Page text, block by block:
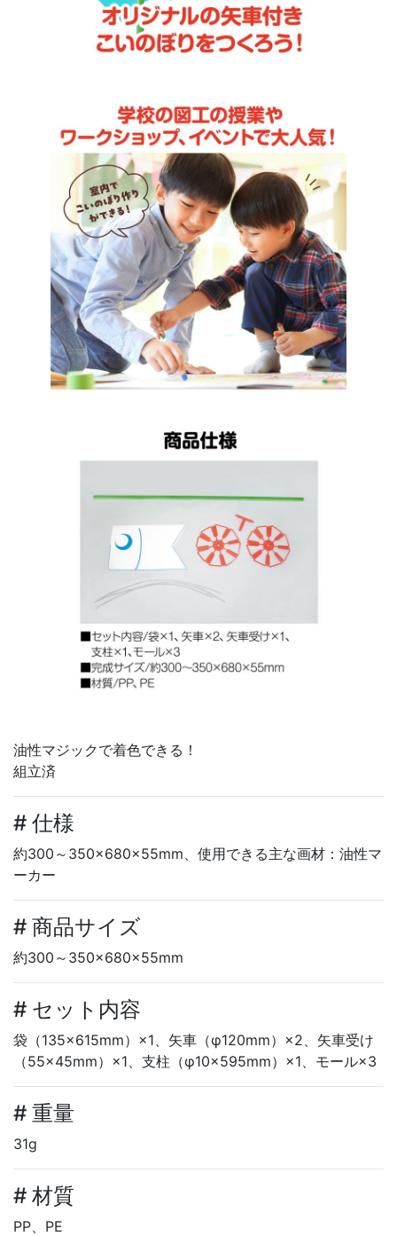
油性マジックで着色できる！
組立済
# 仕様
約300～350×680×55mm、使用できる主な画材：油性マ
ーカー
# 商品サイズ
約300～350×680×55mm
# セット内容
袋（135×615mm）×1、矢車（φ120mm）×2、矢車受け
（55×45mm）×1、支柱（φ10×595mm）×1、モール×3
# 重量
31g
# 材質
PP、PE